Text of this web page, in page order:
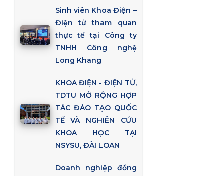
Sinh viên Khoa Điện –
Điện tử tham quan
thực tế tại Công ty
TNHH Công nghệ
Long Khang
KHOA ĐIỆN - ĐIỆN TỬ,
TDTU MỞ RỘNG HỢP
TÁC ĐÀO TẠO QUỐC
TẾ VÀ NGHIÊN CỨU
KHOA HỌC TẠI
NSYSU, ĐÀI LOAN
Doanh nghiệp đồng